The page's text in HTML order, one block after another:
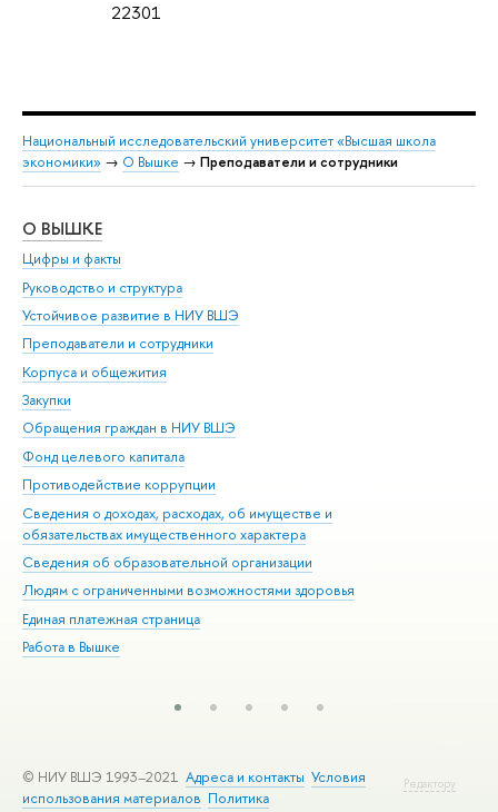
22301
Национальный исследовательский университет «Высшая школа
экономики» → О Вышке → Преподаватели и сотрудники
О ВЫШКЕ
Цифры и факты
Руководство и структура
Устойчивое развитие в НИУ ВШЭ
Преподаватели и сотрудники
Корпуса и общежития
Закупки
Обращения граждан в НИУ ВШЭ
Фонд целевого капитала
Противодействие коррупции
Сведения о доходах, расходах, об имуществе и
обязательствах имущественного характера
Сведения об образовательной организации
Людям с ограниченными возможностями здоровья
Единая платежная страница
Работа в Вышке
Редактору
© НИУ ВШЭ 1993–2021 Адреса и контакты Условия
использования материалов Политика